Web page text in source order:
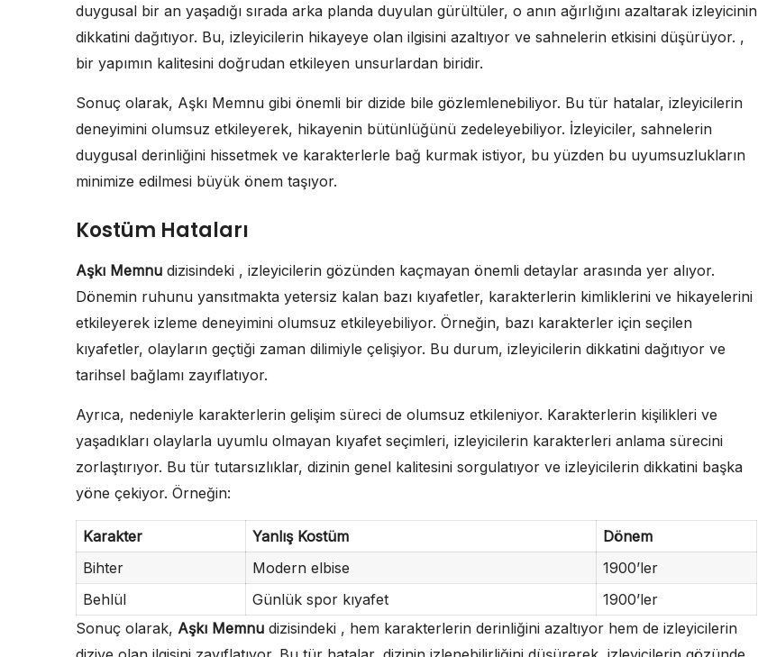
duygusal bir an yaşadığı sırada arka planda duyulan gürültüler, o anın ağırlığını azaltarak izleyicinin
dikkatini dağıtıyor. Bu, izleyicilerin hikayeye olan ilgisini azaltıyor ve sahnelerin etkisini düşürüyor. ,
bir yapımın kalitesini doğrudan etkileyen unsurlardan biridir.
Sonuç olarak, Aşkı Memnu gibi önemli bir dizide bile gözlemlenebiliyor. Bu tür hatalar, izleyicilerin
deneyimini olumsuz etkileyerek, hikayenin bütünlüğünü zedeleyebiliyor. İzleyiciler, sahnelerin
duygusal derinliğini hissetmek ve karakterlerle bağ kurmak istiyor, bu yüzden bu uyumsuzlukların
minimize edilmesi büyük önem taşıyor.
Kostüm Hataları
Aşkı Memnu dizisindeki , izleyicilerin gözünden kaçmayan önemli detaylar arasında yer alıyor.
Dönemin ruhunu yansıtmakta yetersiz kalan bazı kıyafetler, karakterlerin kimliklerini ve hikayelerini
etkileyerek izleme deneyimini olumsuz etkileyebiliyor. Örneğin, bazı karakterler için seçilen
kıyafetler, olayların geçtiği zaman dilimiyle çelişiyor. Bu durum, izleyicilerin dikkatini dağıtıyor ve
tarihsel bağlamı zayıflatıyor.
Ayrıca, nedeniyle karakterlerin gelişim süreci de olumsuz etkileniyor. Karakterlerin kişilikleri ve
yaşadıkları olaylarla uyumlu olmayan kıyafet seçimleri, izleyicilerin karakterleri anlama sürecini
zorlaştırıyor. Bu tür tutarsızlıklar, dizinin genel kalitesini sorgulatıyor ve izleyicilerin dikkatini başka
yöne çekiyor. Örneğin:
Karakter Yanlış Kostüm
Dönem
Bihter
Modern elbise
1900’ler
Behlül
Günlük spor kıyafet
1900’ler
Sonuç olarak, Aşkı Memnu dizisindeki , hem karakterlerin derinliğini azaltıyor hem de izleyicilerin